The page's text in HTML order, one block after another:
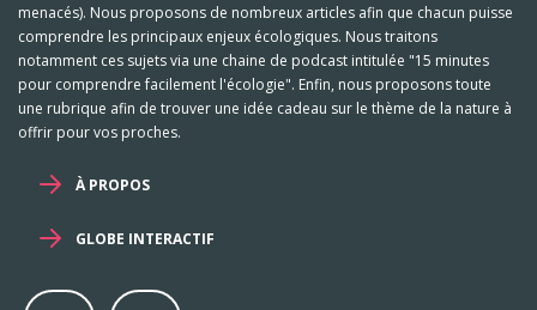
menacés). Nous proposons de nombreux articles afin que chacun puisse
comprendre les principaux enjeux écologiques. Nous traitons
notamment ces sujets via une chaine de podcast intitulée "15 minutes
pour comprendre facilement l'écologie". Enfin, nous proposons toute
une rubrique afin de trouver une idée cadeau sur le thème de la nature à
offrir pour vos proches.
À PROPOS
GLOBE INTERACTIF